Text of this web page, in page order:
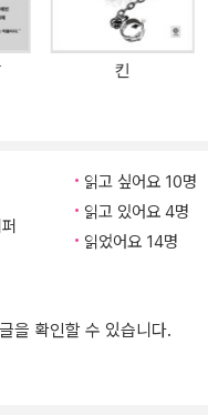
》를 잇는 현재진행형 묵시
우주를 열망하는 SF이자,
를 예견한 예언서처럼 느
대하여 묘사하는 문학의 특
리즈에 등장하는 작중 미
세월을 뛰어넘어 시대를
강력해진 계급사회, 극심
념 등 차별과 혐오가 만연
킨
읽고 싶어요 10명
읽고 있어요 4명
읽었어요 14명
을 확인할 수 있습니다.